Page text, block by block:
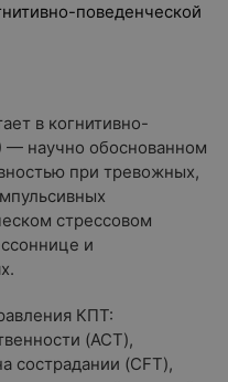
поведенческой
в когнитивно-
научно обоснованном
при тревожных,
стрессовом
и
КПТ:
(ACT),
сострадании (CFT),